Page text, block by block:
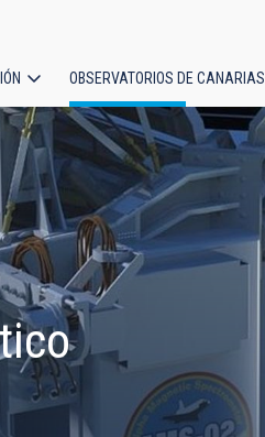
OBSERVATORIOS DE CANARIAS